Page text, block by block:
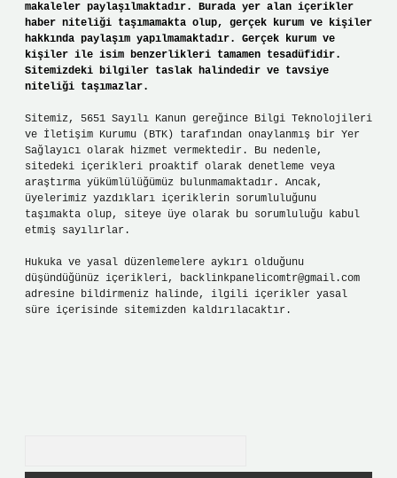
makaleler paylaşılmaktadır. Burada yer alan içerikler
haber niteliği taşımamakta olup, gerçek kurum ve kişiler
hakkında paylaşım yapılmamaktadır. Gerçek kurum ve
kişiler ile isim benzerlikleri tamamen tesadüfidir.
Sitemizdeki bilgiler taslak halindedir ve tavsiye
niteliği taşımazlar.
Sitemiz, 5651 Sayılı Kanun gereğince Bilgi Teknolojileri
ve İletişim Kurumu (BTK) tarafından onaylanmış bir Yer
Sağlayıcı olarak hizmet vermektedir. Bu nedenle,
sitedeki içerikleri proaktif olarak denetleme veya
araştırma yükümlülüğümüz bulunmamaktadır. Ancak,
üyelerimiz yazdıkları içeriklerin sorumluluğunu
taşımakta olup, siteye üye olarak bu sorumluluğu kabul
etmiş sayılırlar.
Hukuka ve yasal düzenlemelere aykırı olduğunu
düşündüğünüz içerikleri, backlinkpanelicomtr@gmail.com
adresine bildirmeniz halinde, ilgili içerikler yasal
süre içerisinde sitemizden kaldırılacaktır.